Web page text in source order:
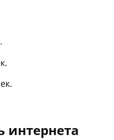
интернета